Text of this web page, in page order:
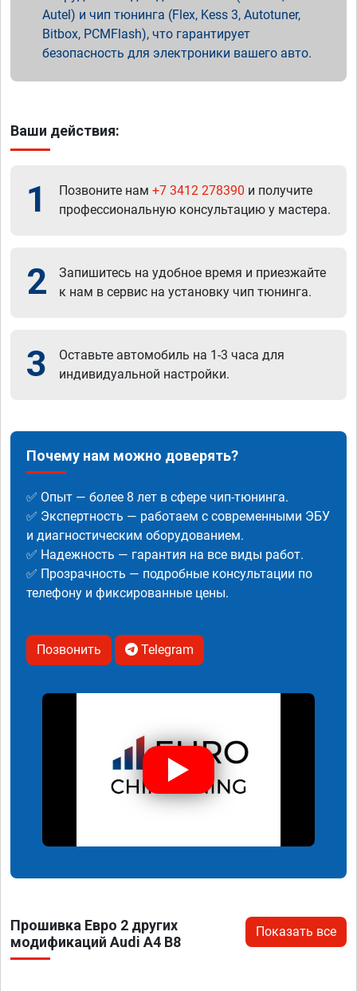
Autel) и чип тюнинга (Flex, Kess 3, Autotuner,
Bitbox, PCMFlash), что гарантирует
безопасность для электроники вашего авто.
Ваши действия:
1 Позвоните нам +7 3412 278390 и получите
профессиональную консультацию у мастера.
2
Запишитесь на удобное время и приезжайте
к нам в сервис на установку чип тюнинга.
3
Оставьте автомобиль на 1-3 часа для
индивидуальной настройки.
Почему нам можно доверять?
✅ Опыт — более 8 лет в сфере чип-тюнинга.
✅ Экспертность — работаем с современными ЭБУ
и диагностическим оборудованием.
✅ Надежность — гарантия на все виды работ.
✅ Прозрачность — подробные консультации по
телефону и фиксированные цены.
Позвонить Telegram
Прошивка Евро 2 других
модификаций Audi A4 B8
Показать все